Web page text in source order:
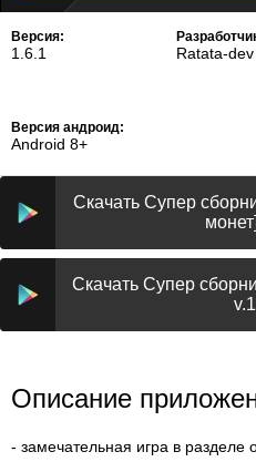
Версия:
1.6.1 Ratata-dev
Версия андроид:
Android 8+
Скачать Супер
Скачать Супер
Описание
- замечательная игра в